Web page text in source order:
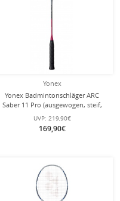
Yonex
Yonex Badmintonschläger ARC
Saber 11 Pro (ausgewogen, steif,
Made in Japan) grau/rot - unbesaitet
UVP: 219,90€
169,90€